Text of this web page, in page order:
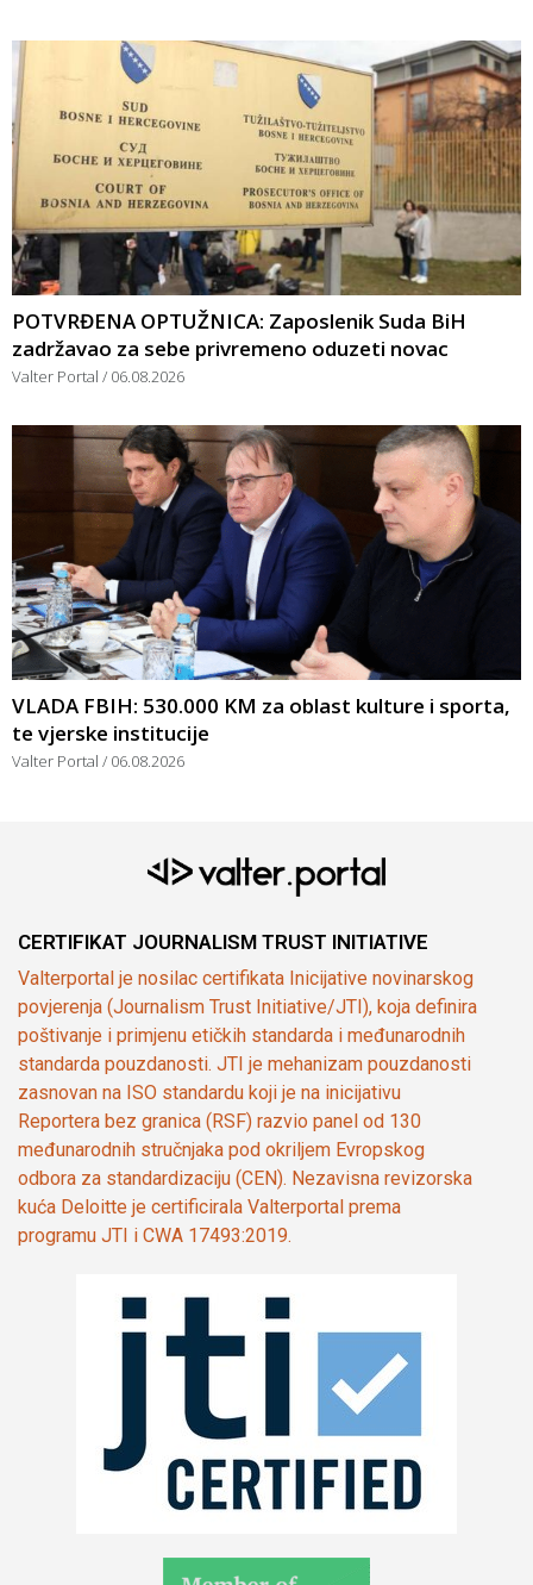
POTVRĐENA OPTUŽNICA: Zaposlenik Suda BiH
zadržavao za sebe privremeno oduzeti novac
Valter Portal 06.08.2026
VLADA FBIH: 530.000 KM za oblast kulture i sporta,
te vjerske institucije
Valter Portal 06.08.2026
CERTIFIKAT JOURNALISM TRUST INITIATIVE
Valterportal je nosilac certifikata Inicijative novinarskog
povjerenja (Journalism Trust Initiative/JTI), koja definira
poštivanje i primjenu etičkih standarda i međunarodnih
standarda pouzdanosti. JTI je mehanizam pouzdanosti
zasnovan na ISO standardu koji je na inicijativu
Reportera bez granica (RSF) razvio panel od 130
međunarodnih stručnjaka pod okriljem Evropskog
odbora za standardizaciju (CEN). Nezavisna revizorska
kuća Deloitte je certificirala Valterportal prema
programu JTI i CWA 17493:2019.